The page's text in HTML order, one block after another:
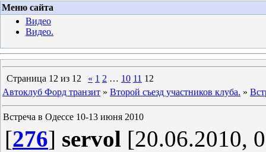
Меню сайта
Видео
Видео.
Страница 12 из 12 « 1 2 … 10 11 12
Автоклуб Форд транзит » Второй съезд участников клуба. »
Встреча в Одессе 10-13 июня 2010
[276] servol [20.06.2010,